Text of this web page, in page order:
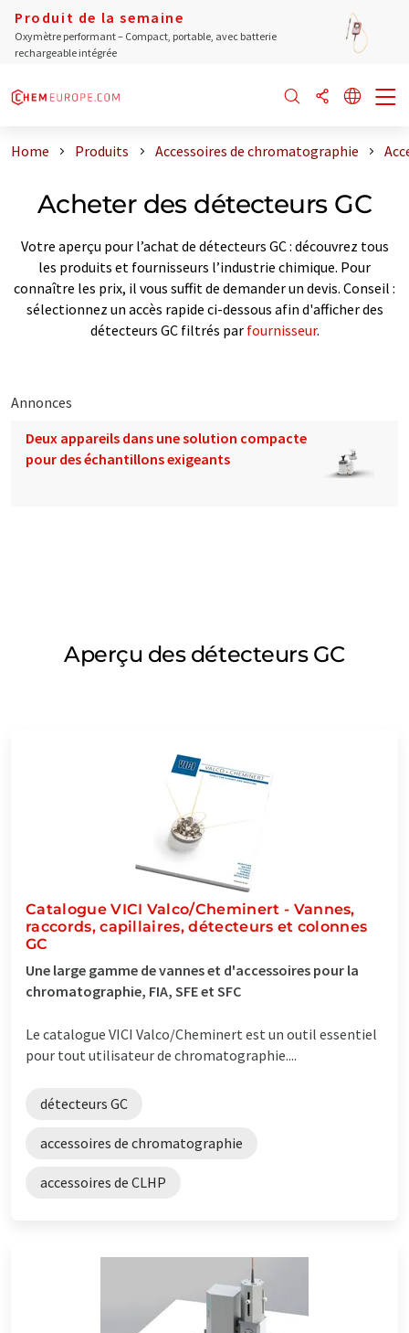
Produit de la semaine
Oxymètre performant – Compact, portable, avec batterie
rechargeable intégrée
Home Produits Accessoires de chromatographie
Acheter des détecteurs GC
Votre aperçu pour l’achat de détecteurs GC : découvrez tous
les produits et fournisseurs l’industrie chimique. Pour
connaître les prix, il vous suffit de demander un devis. Conseil :
sélectionnez un accès rapide ci-dessous afin d'afficher des
détecteurs GC filtrés par fournisseur.
Annonces
Deux appareils dans une solution compacte
pour des échantillons exigeants
Aperçu des détecteurs GC
Catalogue VICI Valco/Cheminert - Vannes,
raccords, capillaires, détecteurs et colonnes
GC
Une large gamme de vannes et d'accessoires pour la
chromatographie, FIA, SFE et SFC
Le catalogue VICI Valco/Cheminert est un outil essentiel
pour tout utilisateur de chromatographie....
détecteurs GC
accessoires de chromatographie
accessoires de CLHP